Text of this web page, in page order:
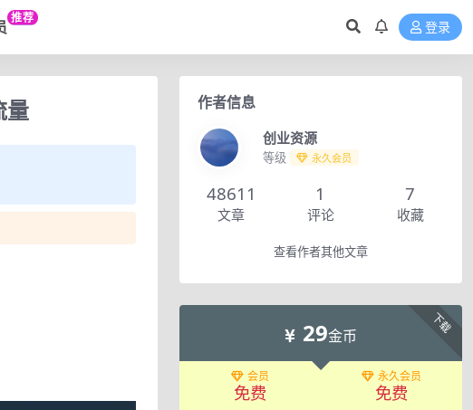
推荐
登录
量 作者信息
创业资源
等级 永久会员
48611
文章
1
评论
7
收藏
查看作者其他文章
下载
29金币
会员
免费
永久会员
免费